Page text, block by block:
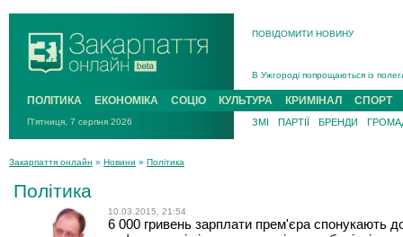
ПОВІДОМИТИ НОВИНУ
В Ужгороді попрощаються із
В Ужгороді 5 серпня
Підтвердили загибель
На війні з рф поліг військовий з
ПОЛІТИКА ЕКОНОМІКА СОЦІО КУЛЬТУРА КРИМІНАЛ СПОРТ
П'ятниця, 7 серпня 2026 ЗМІ ПАРТІЇ БРЕНДИ
Закарпаття онлайн » Новини » Політика
Політика
10.03.2015, 21:54
6 000 гривень зарплати прем'єра спонукають